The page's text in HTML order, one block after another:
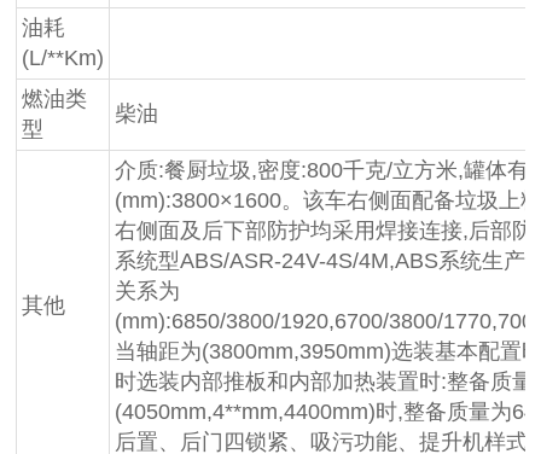
油耗
(L/**Km)
燃油类
型
柴油
其他
介质:餐厨垃圾,密度:800千克/立方米,罐体
(mm):3800×1600。该车右侧面配备垃圾上
右侧面及后下部防护均采用焊接连接,后部
系统型ABS/ASR-24V-4S/4M,ABS系统生产
关系为
(mm):6850/3800/1920,6700/3800/
当轴距为(3800mm,3950mm)选装基本配置
时选装内部推板和内部加热装置时:整备质
(4050mm,4**mm,4400mm)时,整备质量为
后置、后门四锁紧、吸污功能、提升机样式